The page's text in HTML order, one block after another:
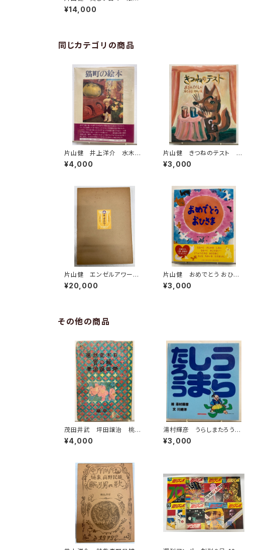
000部のうち528番 サイ
ン 昭和44年（1969）幻燈
¥14,000
同じカテゴリの商品
片山健 井上洋介 水木し
げる 花輪和一 長新太
赤瀬川原平など 猫町の絵
昭和54年 初版 北宋社
¥4,000
片山健 きつねのテスト 小
沢正 1980年初版の1987
年３刷 小峰書店
¥3,000
片山健 エンゼルアワー
サイン入り 限定千部のうち
80番 昭和46年 幻燈社
¥20,000
片山健 おめでとう おひさ
ま 中川ひろたか カット入
り 片山健のサイン 2011
¥3,000
その他の商品
茂田井武 坪田譲治 桃の
實 昭和22年（1947） 東
西社
¥4,000
湯村輝彦 うらしまたろう
川崎洋 1989年 初版 ミ
キハウス
¥3,000